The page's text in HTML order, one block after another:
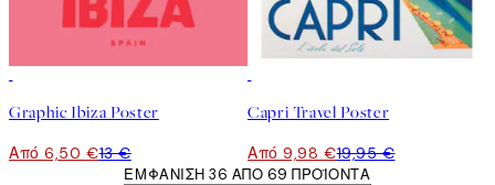
Graphic Ibiza Poster
Από 6,50 €13 €
Capri Travel Poster
Από 9,98 €19,95 €
ΕΜΦΆΝΙΣΗ 36 ΑΠΌ 69 ΠΡΟΪΌΝΤΑ